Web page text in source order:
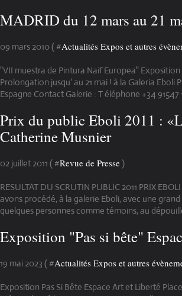
MADRID du 12 mars au 21
09 mars 2010 ( #Actualités Expos et autres
"VII muestra de Pintura Naif Europea"
Prolongation jusqu' au 21 mai ! à la Galeria
Espagne Contact Galerie : T éléphone +34 91547
Prix du public Eboli 2011 :
Catherine Musnier
02 juillet 2011 ( #Revue de Presse)
RESULTAT DU SCRUTIN PUBLIC 2011 PRIX
avons procédé, à la galerie Eboli, avec une
quelques personnes comme témoins, au
Exposition "Pas si bête"
19 mai 2023 ( #Actualités Expos et autres
Exposition Pas Si Bête Espace Art et Liberté